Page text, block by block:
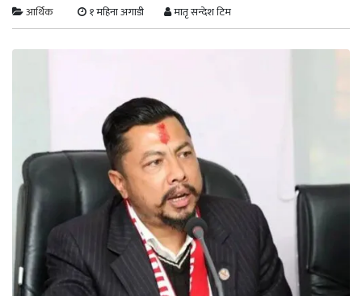
आर्थिक १ महिना अगाडी मातृ सन्देश टिम